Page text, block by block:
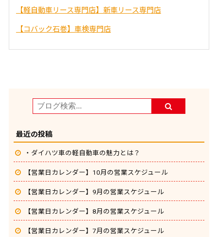
【軽自動車リース専門店】新車リース専門店
【コバック石巻】車検専門店
最近の投稿
・ダイハツ車の軽自動車の魅力とは？
【営業日カレンダー】10月の営業スケジュール
【営業日カレンダー】9月の営業スケジュール
【営業日カレンダー】8月の営業スケジュール
【営業日カレンダー】7月の営業スケジュール